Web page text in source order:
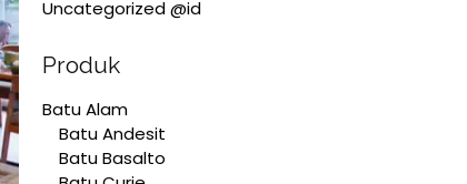
Uncategorized @id
Produk
Batu Alam
Batu Andesit
Batu Basalto